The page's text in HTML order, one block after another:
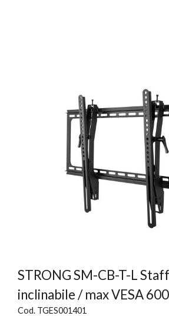
STRONG SM-CB-T-L
inclinabile / max VESA
Cod. TGES001401